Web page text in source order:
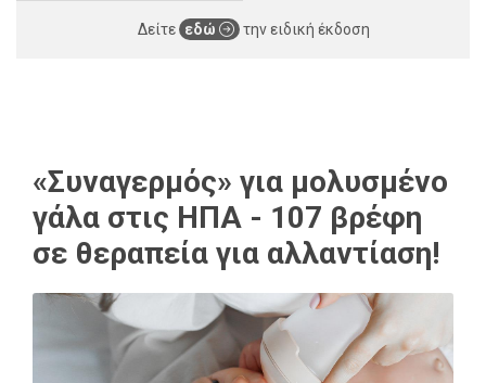
Δείτε εδώ την ειδική έκδοση
«Συναγερμός» για μολυσμένο
γάλα στις ΗΠΑ - 107 βρέφη
σε θεραπεία για αλλαντίαση!